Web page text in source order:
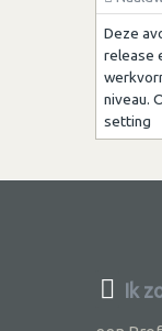
Deze
release
niveau.
setting
Ik